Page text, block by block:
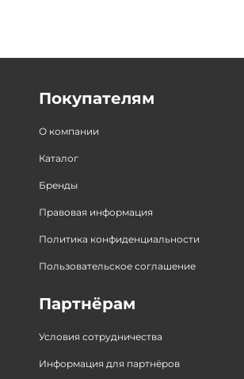
Покупателям
О компании
Каталог
Бренды
Правовая информация
Политика конфиденциальности
Пользовательское соглашение
Партнёрам
Условия сотрудничества
Информация для партнёров